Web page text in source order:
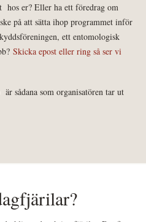
er? Eller ha ett föredrag om
på att sätta ihop programmet inför
ett entomologisk
Skicka epost eller ring så ser vi
är sådana som organisatören tar ut